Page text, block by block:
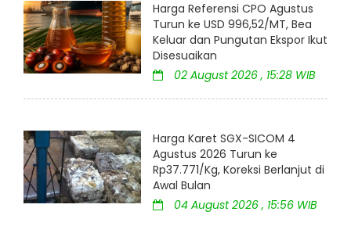
Harga Referensi CPO Agustus
Turun ke USD 996,52/MT, Bea
Keluar dan Pungutan Ekspor Ikut
Disesuaikan
02 August 2026 , 15:28 WIB
Harga Karet SGX-SICOM 4
Agustus 2026 Turun ke
Rp37.771/Kg, Koreksi Berlanjut di
Awal Bulan
04 August 2026 , 15:56 WIB